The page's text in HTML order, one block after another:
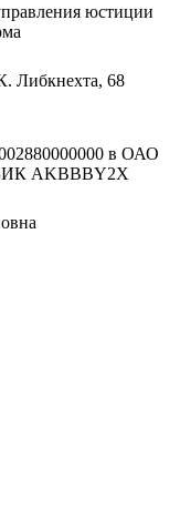
юстиции
Либкнехта, 68
в ОАО
AKBBBY2X